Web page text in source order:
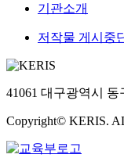
기관소개
저작물 게시중
41061 대구광역시 동
Copyright© KERIS.